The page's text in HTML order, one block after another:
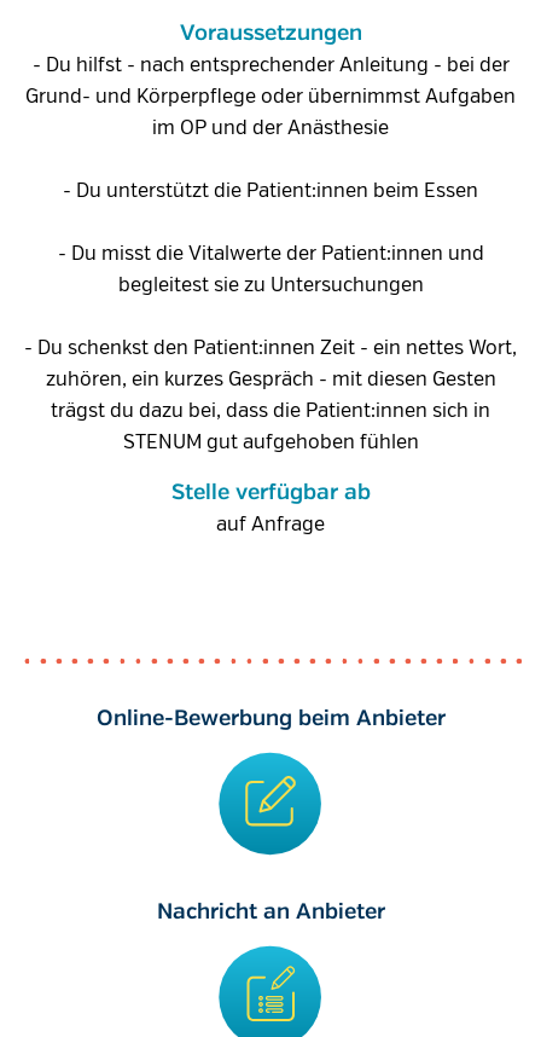
Voraussetzungen
- Du hilfst - nach entsprechender Anleitung - bei der
Grund- und Körperpflege oder übernimmst Aufgaben
im OP und der Anästhesie
- Du unterstützt die Patient:innen beim Essen
- Du misst die Vitalwerte der Patient:innen und
begleitest sie zu Untersuchungen
- Du schenkst den Patient:innen Zeit - ein nettes Wort,
zuhören, ein kurzes Gespräch - mit diesen Gesten
trägst du dazu bei, dass die Patient:innen sich in
STENUM gut aufgehoben fühlen
Stelle verfügbar ab
auf Anfrage
Online-Bewerbung beim Anbieter
Nachricht an Anbieter